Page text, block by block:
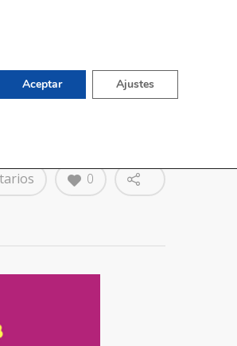
TIENDA DE VINOS
0
Aceptar Ajustes